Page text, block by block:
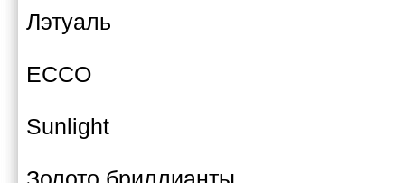
Лэтуаль
ECCO
Sunlight